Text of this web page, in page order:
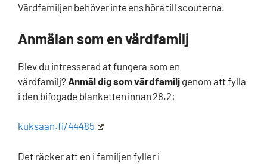
Värdfamiljen behöver inte ens höra till scouterna.
Anmälan som en värdfamilj
Blev du intresserad at fungera som en
värdfamilj? Anmäl dig som värdfamilj genom att fylla
i den bifogade blanketten innan 28.2:
kuksaan.fi/44485
Det räcker att en i familjen fyller i